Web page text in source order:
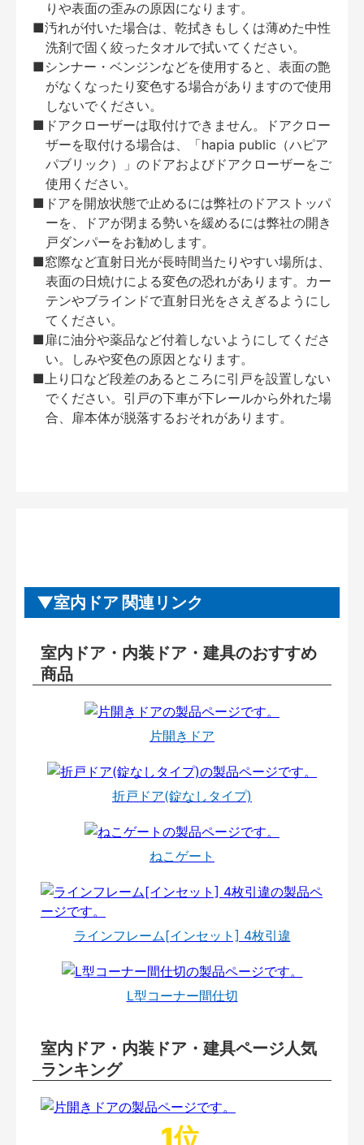
りや表面の歪みの原因になります。
■汚れが付いた場合は、乾拭きもしくは薄めた中性
洗剤で固く絞ったタオルで拭いてください。
■シンナー・ベンジンなどを使用すると、表面の艶
がなくなったり変色する場合がありますので使用
しないでください。
■ドアクローザーは取付けできません。ドアクロー
ザーを取付ける場合は、「hapia public（ハピア
パブリック）」のドアおよびドアクローザーをご
使用ください。
■ドアを開放状態で止めるには弊社のドアストッパ
ーを、ドアが閉まる勢いを緩めるには弊社の開き
戸ダンパーをお勧めします。
■窓際など直射日光が長時間当たりやすい場所は、
表面の日焼けによる変色の恐れがあります。カー
テンやブラインドで直射日光をさえぎるようにし
てください。
■扉に油分や薬品など付着しないようにしてくださ
い。しみや変色の原因となります。
■上り口など段差のあるところに引戸を設置しない
でください。引戸の下車が下レールから外れた場
合、扉本体が脱落するおそれがあります。
室内ドア 関連リンク
室内ドア・内装ドア・建具のおすすめ
商品
片開きドア
折戸ドア(錠なしタイプ)
ねこゲート
ラインフレーム[インセット] 4枚引違
L型コーナー間仕切
室内ドア・内装ドア・建具ページ人気
ランキング